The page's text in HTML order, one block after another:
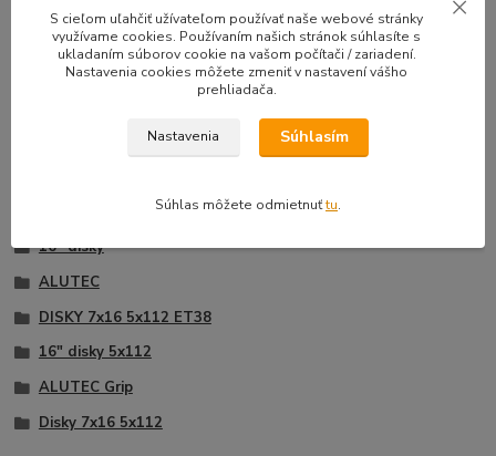
33,50 EUR/sada
27,24 EURbez DPH
Na sklade |
Doprava zadarmo
Pridať do košíka
39,90
32,44 EUR
Tovar zaradený v kategóriách
16" disky
ALUTEC
DISKY 7x16 5x112 ET38
16" disky 5x112
ALUTEC Grip
Disky 7x16 5x112
S cieľom uľahčiť užívateľom používať naše webové stránky
využívame cookies. Používaním našich stránok súhlasíte s
ukladaním súborov cookie na vašom počítači / zariadení.
Nastavenia cookies môžete zmeniť v nastavení vášho
prehliadača.
Nastavenia Súhlasím
Súhlas môžete odmietnuťtu.